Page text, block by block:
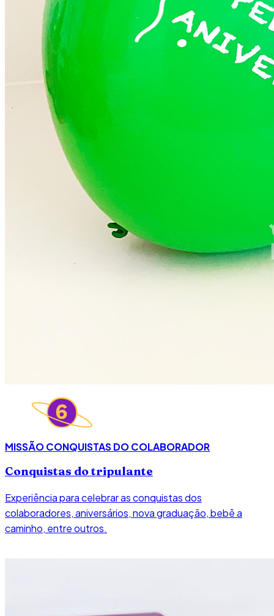
MISSÃO CONQUISTAS DO COLABORADOR
Conquistas do tripulante
Experiência para celebrar as conquistas dos
colaboradores, aniversários, nova graduação, bebê a
caminho, entre outros.